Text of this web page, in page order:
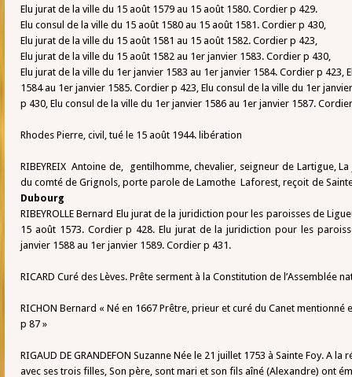
Elu jurat de la ville du 15 août 1579 au 15 août 1580. Cordier p 429.
Elu consul de la ville du 15 août 1580 au 15 août 1581. Cordier p 430,
Elu jurat de la ville du 15 août 1581 au 15 août 1582. Cordier p 423,
Elu jurat de la ville du 15 août 1582 au 1er janvier 1583. Cordier p 430,
Elu jurat de la ville du 1er janvier 1583 au 1er janvier 1584. Cordier p 423,
1584 au 1er janvier 1585. Cordier p 423, Elu consul de la ville du 1er
p 430, Elu consul de la ville du 1er janvier 1586 au 1er janvier 1587.
Rhodes Pierre, civil, tué le 15 août 1944. libération
RIBEYREIX Antoine de, gentilhomme, chevalier, seigneur de Lartigue,
du comté de Grignols, porte parole de Lamothe Laforest, reçoit de
Dubourg
RIBEYROLLE Bernard Elu jurat de la juridiction pour les paroisses de
15 août 1573. Cordier p 428. Elu jurat de la juridiction pour les
janvier 1588 au 1er janvier 1589. Cordier p 431.
RICARD Curé des Lèves. Prête serment à la Constitution de l’Assemblée
RICHON Bernard « Né en 1667 Prêtre, prieur et curé du Canet
p 87 »
RIGAUD DE GRANDEFON Suzanne Née le 21 juillet 1753 à Sainte Foy. A
avec ses trois filles, Son père, sont mari et son fils aîné (Alexandre) ont